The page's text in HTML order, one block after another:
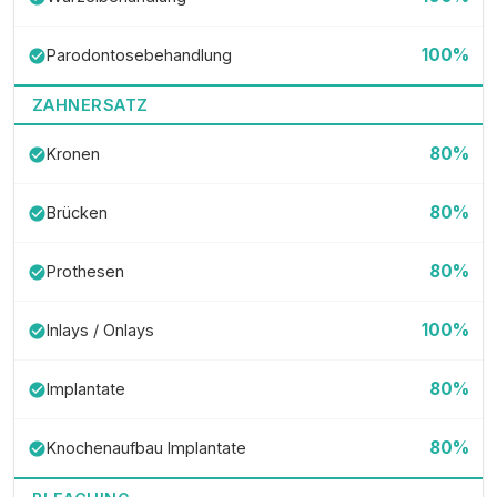
check_circleParodontosebehandlung 100%
ZAHNERSATZ
check_circleKronen 80%
check_circleBrücken 80%
check_circleProthesen 80%
check_circle Inlays / Onlays 100%
check_circle Implantate 80%
check_circleKnochenaufbau Implantate 80%